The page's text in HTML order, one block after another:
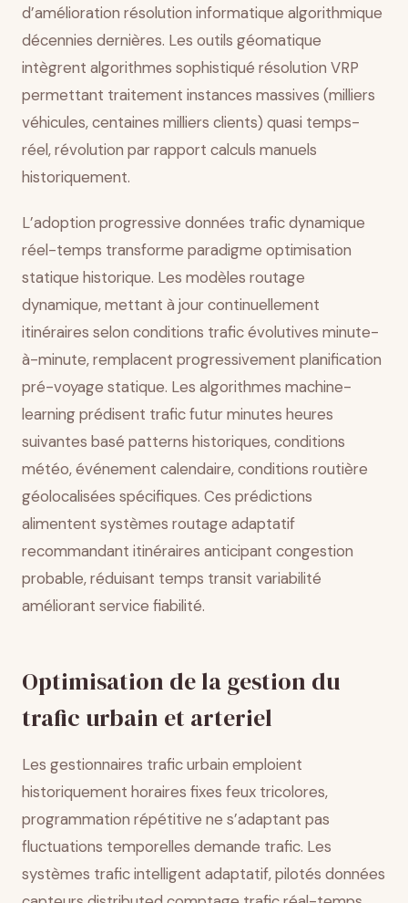
d’amélioration résolution informatique algorithmique
décennies dernières. Les outils géomatique
intègrent algorithmes sophistiqué résolution VRP
permettant traitement instances massives (milliers
véhicules, centaines milliers clients) quasi temps-
réel, révolution par rapport calculs manuels
historiquement.
L’adoption progressive données trafic dynamique
réel-temps transforme paradigme optimisation
statique historique. Les modèles routage
dynamique, mettant à jour continuellement
itinéraires selon conditions trafic évolutives minute-
à-minute, remplacent progressivement planification
pré-voyage statique. Les algorithmes machine-
learning prédisent trafic futur minutes heures
suivantes basé patterns historiques, conditions
météo, événement calendaire, conditions routière
géolocalisées spécifiques. Ces prédictions
alimentent systèmes routage adaptatif
recommandant itinéraires anticipant congestion
probable, réduisant temps transit variabilité
améliorant service fiabilité.
Optimisation de la gestion du
trafic urbain et arteriel
Les gestionnaires trafic urbain emploient
historiquement horaires fixes feux tricolores,
programmation répétitive ne s’adaptant pas
fluctuations temporelles demande trafic. Les
systèmes trafic intelligent adaptatif, pilotés données